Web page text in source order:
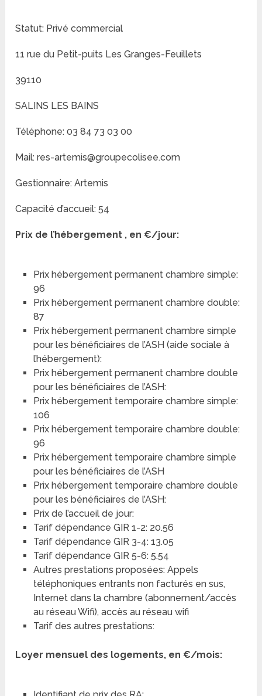
Statut: Privé commercial
11 rue du Petit-puits Les Granges-Feuillets
39110
SALINS LES BAINS
Téléphone: 03 84 73 03 00
Mail: res-artemis@groupecolisee.com
Gestionnaire: Artemis
Capacité d’accueil: 54
Prix de l’hébergement , en €/jour:
Prix hébergement permanent chambre simple:
96
Prix hébergement permanent chambre double:
87
Prix hébergement permanent chambre simple
pour les bénéficiaires de l’ASH (aide sociale à
l’hébergement):
Prix hébergement permanent chambre double
pour les bénéficiaires de l’ASH:
Prix hébergement temporaire chambre simple:
106
Prix hébergement temporaire chambre double:
96
Prix hébergement temporaire chambre simple
pour les bénéficiaires de l’ASH
Prix hébergement temporaire chambre double
pour les bénéficiaires de l’ASH:
Prix de l’accueil de jour:
Tarif dépendance GIR 1-2: 20.56
Tarif dépendance GIR 3-4: 13.05
Tarif dépendance GIR 5-6: 5.54
Autres prestations proposées: Appels
téléphoniques entrants non facturés en sus,
Internet dans la chambre (abonnement/accès
au réseau Wifi), accès au réseau wifi
Tarif des autres prestations:
Loyer mensuel des logements, en €/mois: